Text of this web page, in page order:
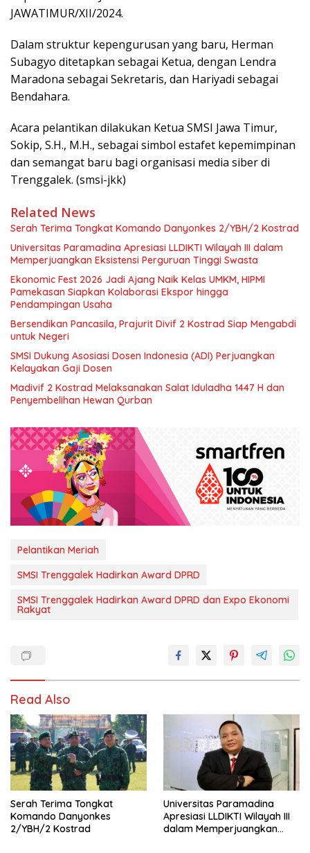
JAWATIMUR/XII/2024.
Dalam struktur kepengurusan yang baru, Herman
Subagyo ditetapkan sebagai Ketua, dengan Lendra
Maradona sebagai Sekretaris, dan Hariyadi sebagai
Bendahara.
Acara pelantikan dilakukan Ketua SMSI Jawa Timur,
Sokip, S.H., M.H., sebagai simbol estafet kepemimpinan
dan semangat baru bagi organisasi media siber di
Trenggalek. (smsi-jkk)
Related News
Serah Terima Tongkat Komando Danyonkes 2/YBH/2 Kostrad
Universitas Paramadina Apresiasi LLDIKTI Wilayah III dalam
Memperjuangkan Eksistensi Perguruan Tinggi Swasta
Ekonomic Fest 2026 Jadi Ajang Naik Kelas UMKM, HIPMI
Pamekasan Siapkan Kolaborasi Ekspor hingga
Pendampingan Usaha
Bersendikan Pancasila, Prajurit Divif 2 Kostrad Siap Mengabdi
untuk Negeri
SMSI Dukung Asosiasi Dosen Indonesia (ADI) Perjuangkan
Kelayakan Gaji Dosen
Madivif 2 Kostrad Melaksanakan Salat Iduladha 1447 H dan
Penyembelihan Hewan Qurban
Pelantikan Meriah
SMSI Trenggalek Hadirkan Award DPRD
SMSI Trenggalek Hadirkan Award DPRD dan Expo Ekonomi
Rakyat
Read Also
Serah Terima Tongkat
Komando Danyonkes
2/YBH/2 Kostrad
Universitas Paramadina
Apresiasi LLDIKTI Wilayah III
dalam Memperjuangkan